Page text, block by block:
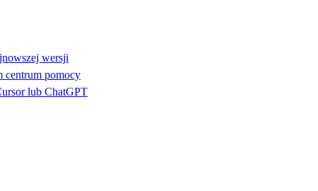
wersji
centrum pomocy
lub ChatGPT